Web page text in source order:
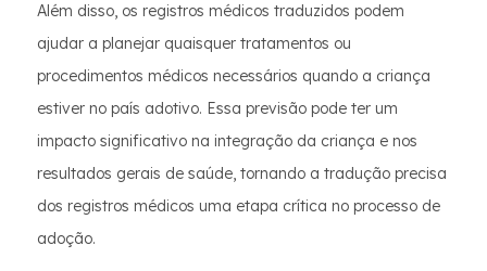
Além disso, os registros médicos traduzidos podem
ajudar a planejar quaisquer tratamentos ou
procedimentos médicos necessários quando a criança
estiver no país adotivo. Essa previsão pode ter um
impacto significativo na integração da criança e nos
resultados gerais de saúde, tornando a tradução precisa
dos registros médicos uma etapa crítica no processo de
adoção.